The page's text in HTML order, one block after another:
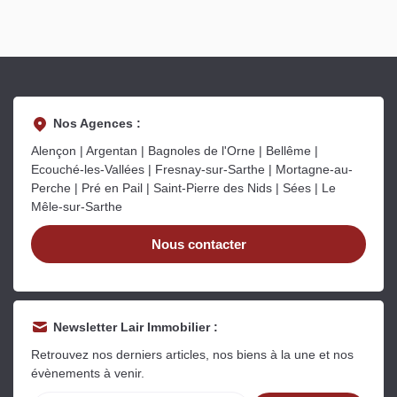
Nos Agences :
Alençon | Argentan | Bagnoles de l'Orne | Bellême |
Ecouché-les-Vallées | Fresnay-sur-Sarthe | Mortagne-au-
Perche | Pré en Pail | Saint-Pierre des Nids | Sées | Le
Mêle-sur-Sarthe
Nous contacter
Newsletter Lair Immobilier :
Retrouvez nos derniers articles, nos biens à la une et nos
évènements à venir.